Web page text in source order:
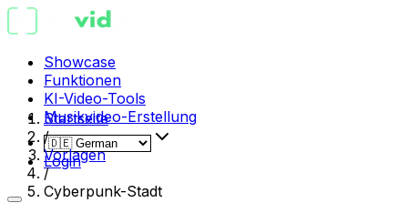
Showcase
Funktionen
KI-Video-Tools
Musikvideo-Erstellung
Login
Startseite
/
Vorlagen
/
Cyberpunk-Stadt